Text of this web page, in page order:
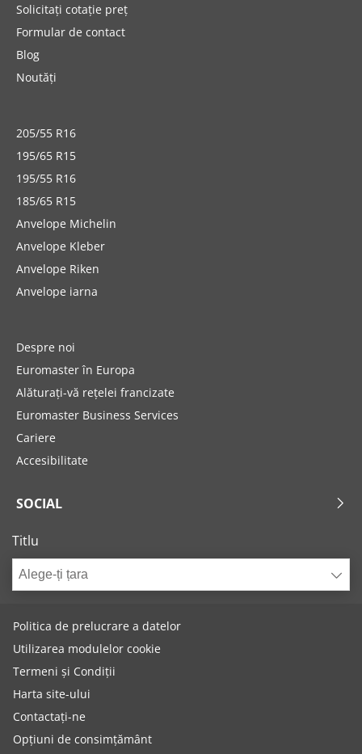
Solicitați cotație preț
Formular de contact
Blog
Noutăți
205/55 R16
195/65 R15
195/55 R16
185/65 R15
Anvelope Michelin
Anvelope Kleber
Anvelope Riken
Anvelope iarna
Despre noi
Euromaster în Europa
Alăturați-vă rețelei francizate
Euromaster Business Services
Cariere
Accesibilitate
SOCIAL
Titlu
Alege-ți țara
Politica de prelucrare a datelor
Utilizarea modulelor cookie
Termeni și Condiții
Harta site-ului
Contactați-ne
Opțiuni de consimțământ